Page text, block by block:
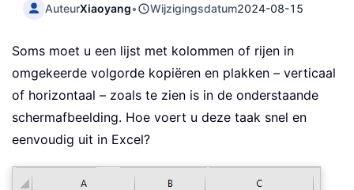
AuteurXiaoyang• Wijzigingsdatum2024-08-15
Soms moet u een lijst met kolommen of rijen in
omgekeerde volgorde kopiëren en plakken – verticaal
of horizontaal – zoals te zien is in de onderstaande
schermafbeelding. Hoe voert u deze taak snel en
eenvoudig uit in Excel?